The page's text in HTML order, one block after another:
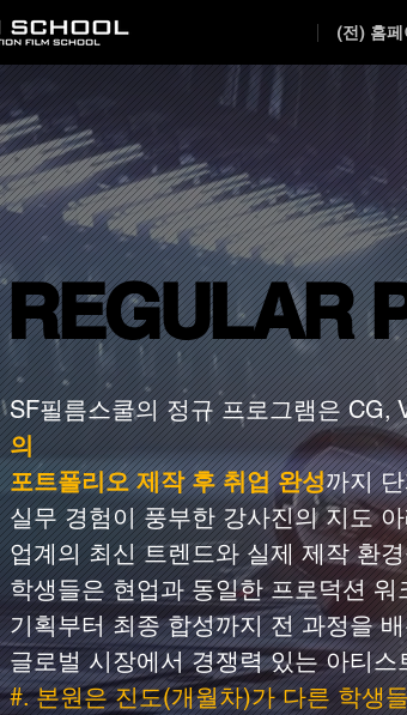
(전) 홈페
REGULAR
REGULAR
SF필름스쿨의 정규 프로그램은 CG,
의
포트폴리오 제작 후 취업 완성까지
실무 경험이 풍부한 강사진의 지도
업계의 최신 트렌드와 실제 제작 환
학생들은 현업과 동일한 프로덕션
기획부터 최종 합성까지 전 과정을
글로벌 시장에서 경쟁력 있는 아티
#. 본원은 진도(개월차)가 다른 학생